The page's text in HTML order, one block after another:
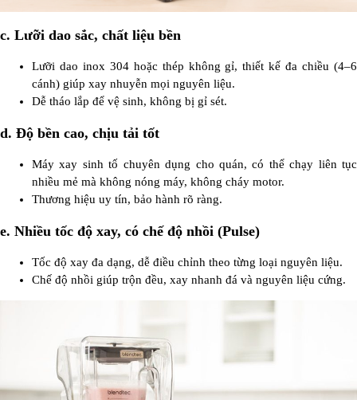
c. Lưỡi dao sắc, chất liệu bền
Lưỡi dao inox 304 hoặc thép không gỉ, thiết kế đa chiều (4–6
cánh) giúp xay nhuyễn mọi nguyên liệu.
Dễ tháo lắp để vệ sinh, không bị gỉ sét.
d. Độ bền cao, chịu tải tốt
Máy xay sinh tố chuyên dụng cho quán, có thể chạy liên tục
nhiều mẻ mà không nóng máy, không cháy motor.
Thương hiệu uy tín, bảo hành rõ ràng.
e. Nhiều tốc độ xay, có chế độ nhồi (Pulse)
Tốc độ xay đa dạng, dễ điều chỉnh theo từng loại nguyên liệu.
Chế độ nhồi giúp trộn đều, xay nhanh đá và nguyên liệu cứng.